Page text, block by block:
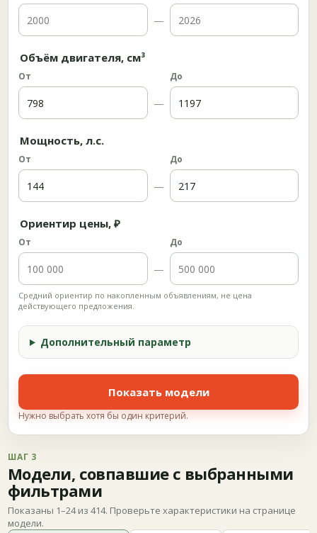
—
Объём двигателя, см³
От
—
До
Мощность, л.с.
От
—
До
Ориентир цены, ₽
От
—
До
Средний ориентир по накопленным объявлениям, не цена
действующего предложения.
Дополнительный параметр
Показать модели
Нужно выбрать хотя бы один критерий.
ШАГ 3
Модели, совпавшие с выбранными
фильтрами
Показаны 1–24 из 414. Проверьте характеристики на странице
модели.